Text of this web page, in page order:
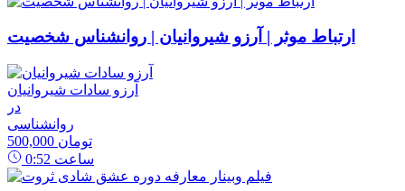
ارتباط موثر | آرزو شیروانیان | روانشناس شخصیت
آرزو سادات شیروانیان
در
روانشناسی
500,000 تومان
0:52 ساعت